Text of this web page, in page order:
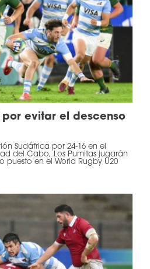
evitar el descenso
Sudáfrica por 24-16 en el
del Cabo, Los Pumitas jugarán
en el World Rugby U20